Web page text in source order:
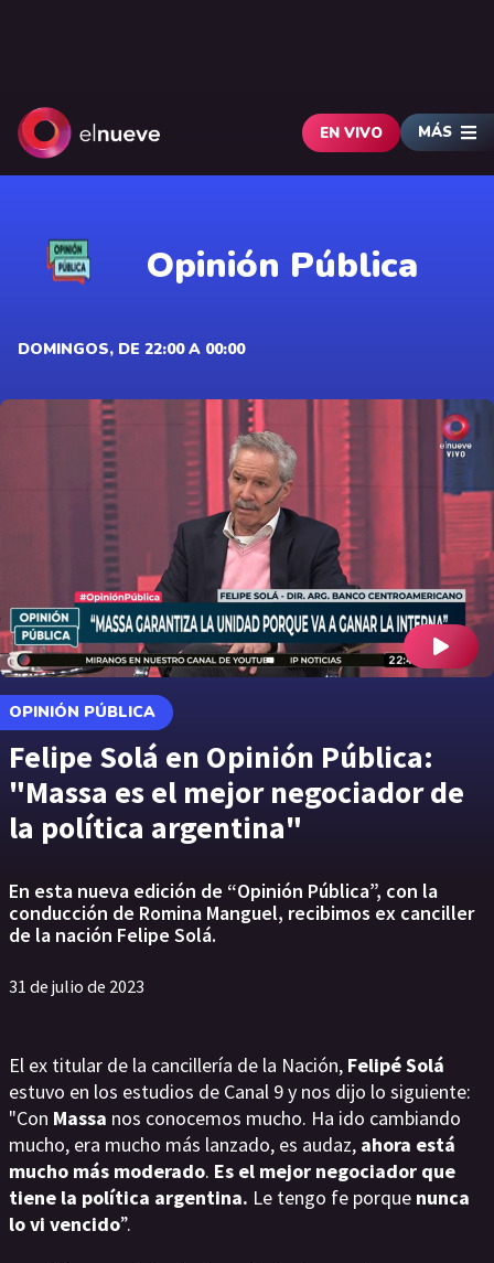
EN VIVO MÁS
Opinión Pública
DOMINGOS, DE 22:00 A 00:00
OPINIÓN PÚBLICA
Felipe Solá en Opinión Pública:
"Massa es el mejor negociador de
la política argentina"
En esta nueva edición de “Opinión Pública”, con la
conducción de Romina Manguel, recibimos ex canciller
de la nación Felipe Solá.
31 de julio de 2023
El ex titular de la cancillería de la Nación, Felipé Solá
estuvo en los estudios de Canal 9 y nos dijo lo siguiente:
"Con Massa nos conocemos mucho. Ha ido cambiando
mucho, era mucho más lanzado, es audaz, ahora está
mucho más moderado. Es el mejor negociador que
tiene la política argentina. Le tengo fe porque nunca
lo vi vencido”.